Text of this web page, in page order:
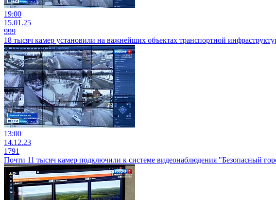
19:00
15.01.25
999
18 тысяч камер установили на важнейших объектах транспортной
13:00
14.12.23
1791
Почти 11 тысяч камер подключили к системе видеонаблюдения "Безопасный